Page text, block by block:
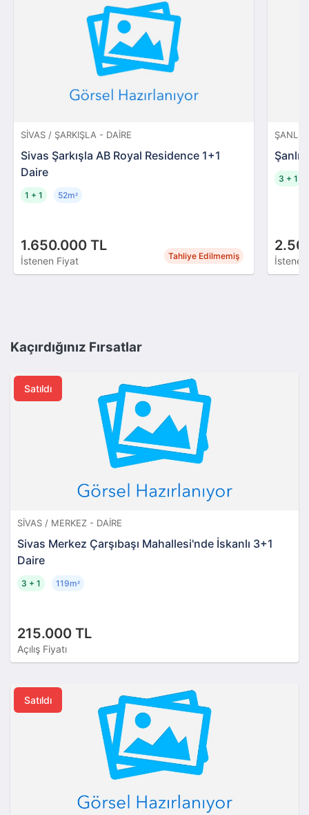
SIVAS / ŞARKIŞLA - DAIRE
Sivas Şarkışla AB Royal Residence 1+1
Daire
1.650.000 TL
İstenen Fiyat Tahliye Edilmemiş
1 + 1 52m²
3 + 1
Kaçırdığınız Fırsatlar
Satıldı
SIVAS / MERKEZ - DAIRE
Sivas Merkez Çarşıbaşı Mahallesi'nde İskanlı 3+1
Daire
215.000 TL
Açılış Fiyatı
3 + 1 119m²
Satıldı